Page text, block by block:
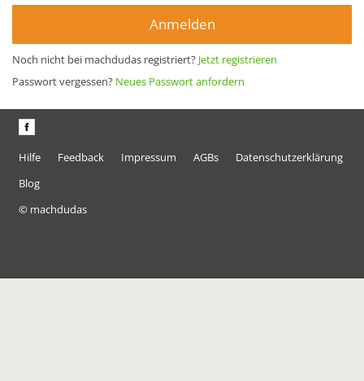
Anmelden
Noch nicht bei machdudas registriert? Jetzt registrieren
Passwort vergessen? Neues Passwort anfordern
Hilfe Feedback Impressum AGBs
Datenschutzerklärung
Blog
© machdudas